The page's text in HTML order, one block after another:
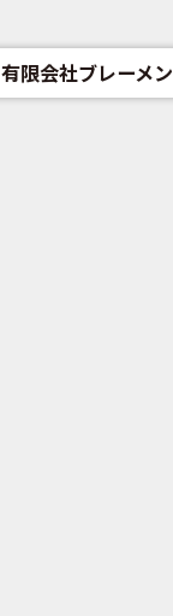
有限会社ブレーメン